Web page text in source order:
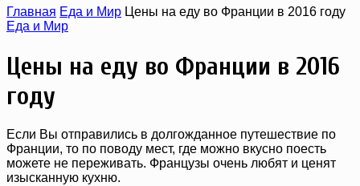
Главная Еда и Мир Цены на еду во Франции в 2016 году
Еда и Мир
Цены на еду во Франции в 2016
году
Если Вы отправились в долгожданное путешествие по
Франции, то по поводу мест, где можно вкусно поесть
можете не переживать. Французы очень любят и ценят
изысканную кухню.